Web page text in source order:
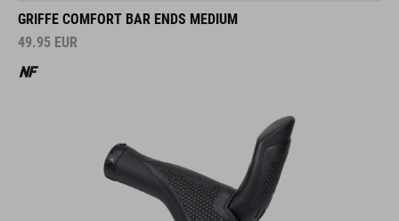
GRIFFE COMFORT BAR ENDS MEDIUM
49.95 EUR